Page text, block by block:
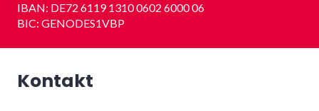
IBAN: DE72 6119 1310 0602 6000 06
BIC: GENODES1VBP
Kontakt